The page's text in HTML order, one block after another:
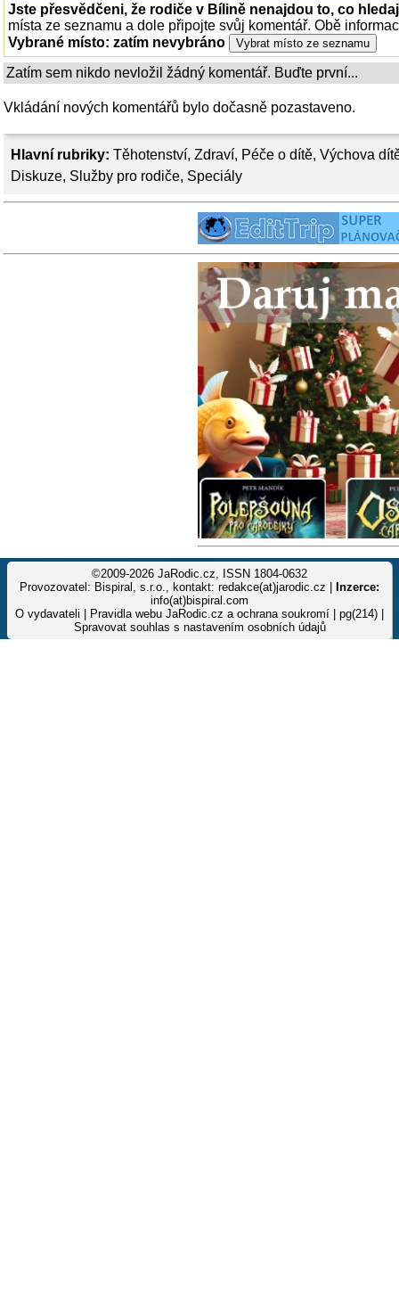
Hlavní rubriky: Těhotenství, Zdraví, Péče o dítě, Výchova
Diskuze, Služby pro rodiče, Speciály
Jste přesvědčeni, že rodiče v Bílině nenajdou to, co
místa ze seznamu a dole připojte svůj komentář. Obě
Vybrané místo: zatím nevybráno
Zatím sem nikdo nevložil žádný komentář. Buďte první...
Vkládání nových komentářů bylo dočasně pozastaveno.
©2009-2026 JaRodic.cz, ISSN 1804-0632
Provozovatel: Bispiral, s.r.o., kontakt: redakce(at)jarodic.cz |
Inzerce:
info(at)bispiral.com
O vydavateli
Pravidla webu JaRodic.cz a ochrana soukromí | pg(214) |
Spravovat souhlas s nastavením osobních údajů